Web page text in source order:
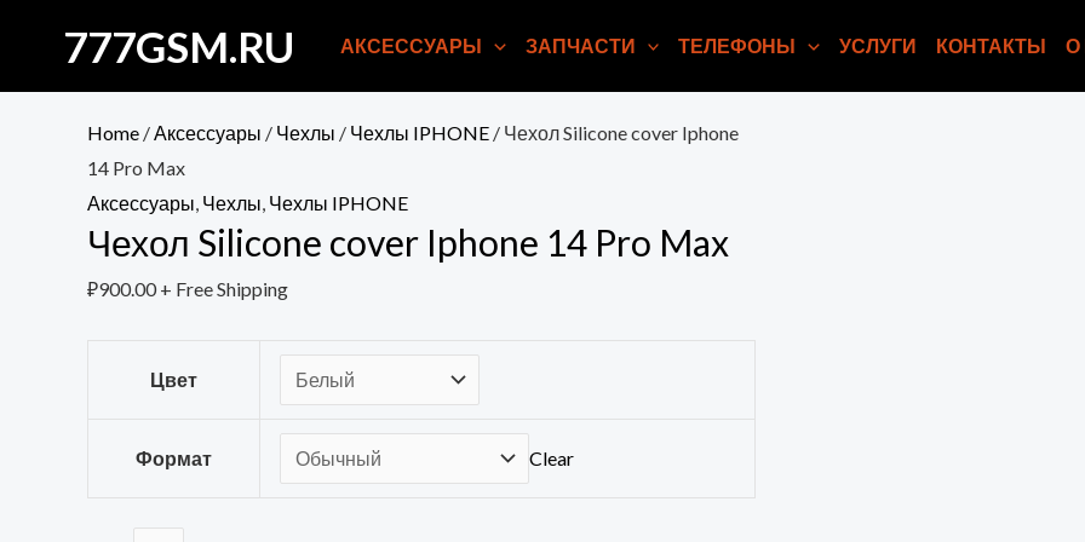
содержимому
777GSM.RU АКСЕССУАРЫ ЗАПЧАСТИ ТЕЛЕФОНЫ УСЛУГИ КОНТАКТЫ О
Home /Аксессуары / Чехлы / Чехлы IPHONE / Чехол Silicone cover Iphone
14 Pro Max
Аксессуары, Чехлы, Чехлы IPHONE
Чехол Silicone cover Iphone 14 Pro Max
₽900.00 + Free Shipping
Цвет
Формат Clear